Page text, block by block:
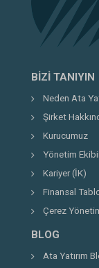
BIZI TANIYIN
Neden Ata
Şirket
Kurucumuz
Yönetim
Kariyer (İK)
Finansal
Çerez
BLOG
Ata Yatırım